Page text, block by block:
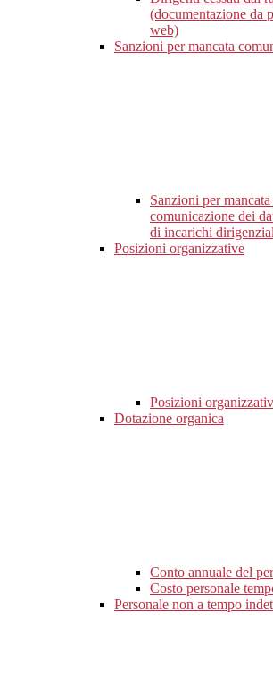
(documentazione da
web)
Sanzioni per mancata
Sanzioni per
comunicazione dei
di incarichi
Posizioni organizzative
Posizioni
Dotazione organica
Conto annuale del
Costo personale
Personale non a tempo